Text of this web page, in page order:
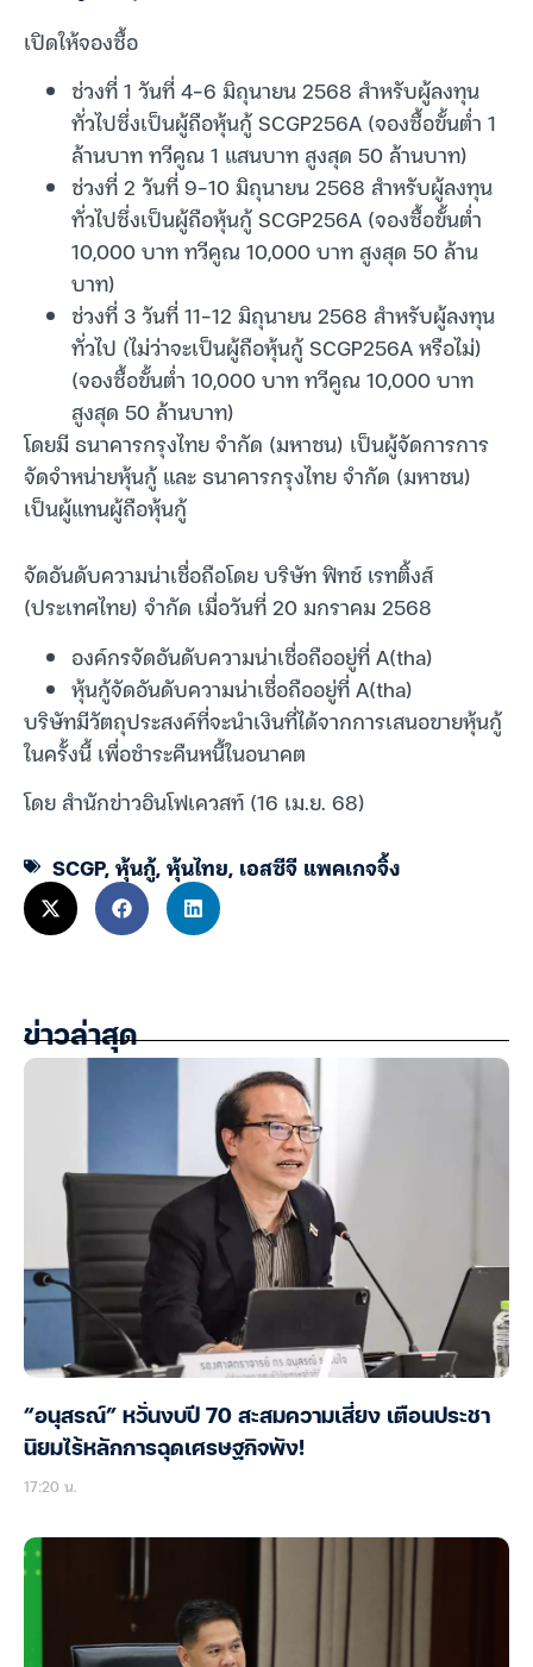
เปิดให้จองซื้อ
ช่วงที่ 1 วันที่ 4-6 มิถุนายน 2568 สำหรับผู้ลงทุน
ทั่วไปซึ่งเป็นผู้ถือหุ้นกู้ SCGP256A (จองซื้อขั้นต่ำ 1
ล้านบาท ทวีคูณ 1 แสนบาท สูงสุด 50 ล้านบาท)
ช่วงที่ 2 วันที่ 9-10 มิถุนายน 2568 สำหรับผู้ลงทุน
ทั่วไปซึ่งเป็นผู้ถือหุ้นกู้ SCGP256A (จองซื้อขั้นต่ำ
10,000 บาท ทวีคูณ 10,000 บาท สูงสุด 50 ล้าน
บาท)
ช่วงที่ 3 วันที่ 11-12 มิถุนายน 2568 สำหรับผู้ลงทุน
ทั่วไป (ไม่ว่าจะเป็นผู้ถือหุ้นกู้ SCGP256A หรือไม่)
(จองซื้อขั้นต่ำ 10,000 บาท ทวีคูณ 10,000 บาท
สูงสุด 50 ล้านบาท)
โดยมี ธนาคารกรุงไทย จำกัด (มหาชน) เป็นผู้จัดการการ
จัดจำหน่ายหุ้นกู้ และ ธนาคารกรุงไทย จำกัด (มหาชน)
เป็นผู้แทนผู้ถือหุ้นกู้
จัดอันดับความน่าเชื่อถือโดย บริษัท ฟิทช์ เรทติ้งส์
(ประเทศไทย) จำกัด เมื่อวันที่ 20 มกราคม 2568
องค์กรจัดอันดับความน่าเชื่อถืออยู่ที่ A(tha)
หุ้นกู้จัดอันดับความน่าเชื่อถืออยู่ที่ A(tha)
บริษัทมีวัตถุประสงค์ที่จะนำเงินที่ได้จากการเสนอขายหุ้นกู้
ในครั้งนี้ เพื่อชำระคืนหนี้ในอนาคต
โดย สำนักข่าวอินโฟเควสท์ (16 เม.ย. 68)
SCGP,หุ้นกู้,หุ้นไทย, เอสซีจี แพคเกจจิ้ง
ข่าวล่าสุด
“อนุสรณ์” หวั่นงบปี 70 สะสมความเสี่ยง เตือนประชา
นิยมไร้หลักการฉุดเศรษฐกิจพัง!
17:20 น.